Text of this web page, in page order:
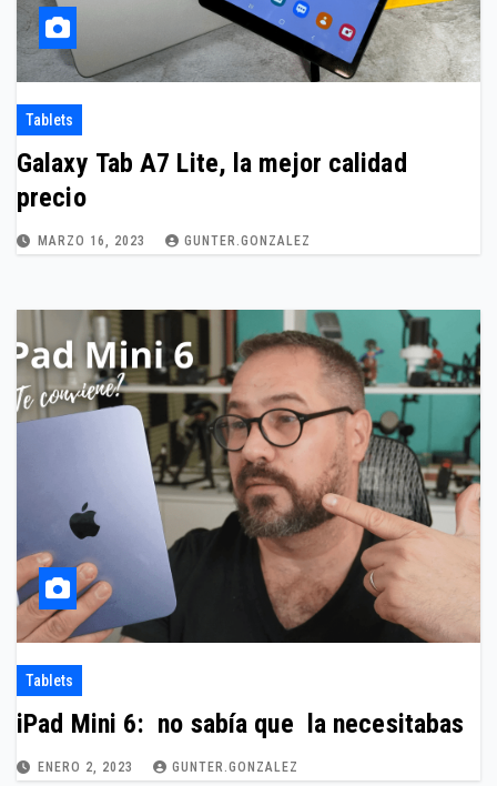
Tablets
Galaxy Tab A7 Lite, la mejor calidad
precio
MARZO 16, 2023 GUNTER.GONZALEZ
Tablets
iPad Mini 6: no sabía que la necesitabas
ENERO 2, 2023 GUNTER.GONZALEZ